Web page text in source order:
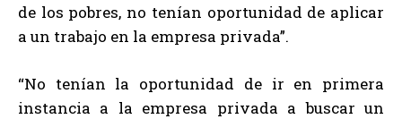
de los pobres, no tenían oportunidad de aplicar
a un trabajo en la empresa privada”.
“No tenían la oportunidad de ir en primera
instancia a la empresa privada a buscar un